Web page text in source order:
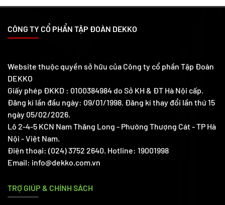
CÔNG TY CỔ PHẨN TẬP ĐOÀN DEKKO
Website thuộc quyền sở hữu của Công ty cổ phần Tập Đoàn
DEKKO
Giấy phép ĐKKD : 0100384984 do Sở KH & ĐT Hà Nội cấp.
Đăng kí lần đầu ngày: 09/01/1998. Đăng kí thay đổi lần thứ 15
ngày 05/02/2026.
Lô 2-4-5 KCN Nam Thăng Long - Phường Thượng Cát - TP Hà
Nội - Việt Nam.
Điện thoại: (024) 3752 2640. Hotline: 19001998
Email: info@dekko.com.vn
TRỢ GIÚP & CHÍNH SÁCH